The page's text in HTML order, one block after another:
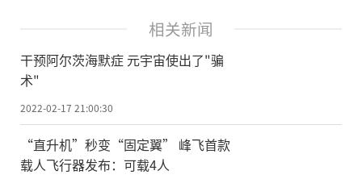
相关新闻
干预阿尔茨海默症 元宇宙使出了"骗
术"
2022-02-17 21:00:30
“直升机”秒变“固定翼” 峰飞首款
载人飞行器发布：可载4人